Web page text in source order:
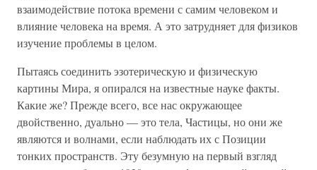
взаимодействие потока времени с самим человеком и
влияние человека на время. А это затрудняет для физиков
изучение проблемы в целом.
Пытаясь соединить эзотерическую и физическую
картины Мира, я опирался на известные науке факты.
Какие же? Прежде всего, все нас окружающее
двойственно, дуально — это тела, Частицы, но они же
являются и волнами, если наблюдать их с Позиции
тонких пространств. Эту безумную на первый взгляд